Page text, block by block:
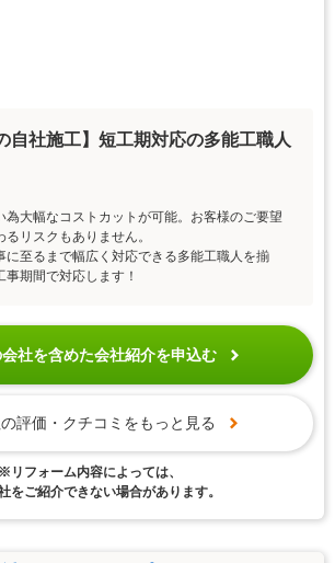
自社施工】短工期対応の多能工職人
為大幅なコストカットが可能。お客様のご要望
リスクもありません。
に至るまで幅広く対応できる多能工職人を揃
事期間で対応します！
社を含めた会社紹介を申込む
評価・クチコミをもっと見る
※リフォーム内容によっては、
をご紹介できない場合があります。